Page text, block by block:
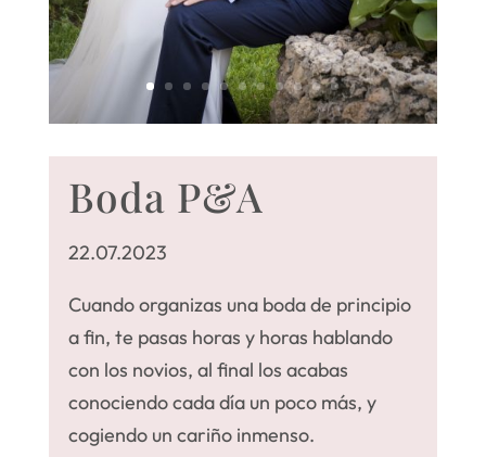
Boda P&A
22.07.2023
Cuando organizas una boda de principio
a fin, te pasas horas y horas hablando
con los novios, al final los acabas
conociendo cada día un poco más, y
cogiendo un cariño inmenso.